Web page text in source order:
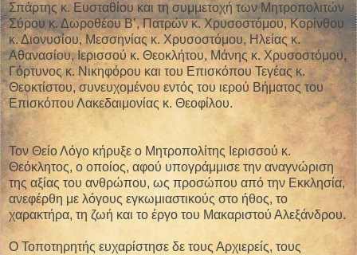
Σπάρτης κ. Ευσταθίου και τη συμμετοχή των Μητροπολιτών
Σύρου κ. Δωροθέου Β’, Πατρών κ. Χρυσοστόμου, Κορίνθου
κ. Διονυσίου, Μεσσηνίας κ. Χρυσοστόμου, Ηλείας κ.
Αθανασίου, Ιερισσού κ. Θεοκλήτου, Μάνης κ. Χρυσοστόμου,
Γόρτυνος κ. Νικηφόρου και του Επισκόπου Τεγέας κ.
Θεοκτίστου, συνευχομένου εντός του ιερού Βήματος του
Επισκόπου Λακεδαιμονίας κ. Θεοφίλου.
Τον Θείο Λόγο κήρυξε ο Μητροπολίτης Ιερισσού κ.
Θεόκλητος, ο οποίος, αφού υπογράμμισε την αναγνώριση
της αξίας του ανθρώπου, ως προσώπου από την Εκκλησία,
ανεφέρθη με λόγους εγκωμιαστικούς στο ήθος, το
χαρακτήρα, τη ζωή και το έργο του Μακαριστού Αλεξάνδρου.
Ο Τοποτηρητής ευχαρίστησε δε τους Αρχιερείς, τους